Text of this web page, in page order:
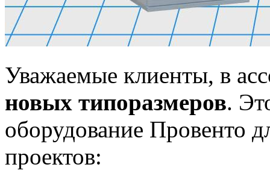
Уважаемые клиенты, в
новых типоразмеров.
оборудование Провенто
проектов: